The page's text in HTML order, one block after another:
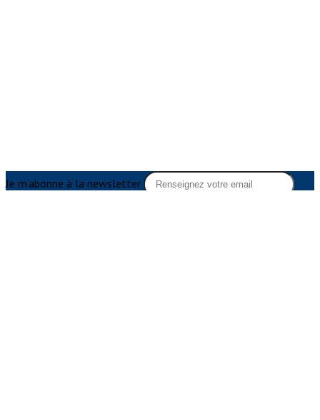
Je m'abonne à la newsletter